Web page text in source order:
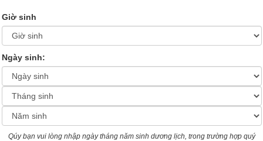
Giờ sinh
Ngày sinh:
Qúy bạn vui lòng nhập ngày tháng năm sinh dương lịch, trong trường hợp quý